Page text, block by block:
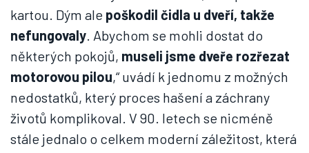
„Určitě se nejednalo o špatnou architekturu a
nedostatečné lpění na bezpečnosti.Obojí bylo
poplatné době, ve které hotel vznikal.“ Na
druhou stranu, právě díky požáru, který oficiálně
vznikl od chladničky, na které se vyskytovaly
časopisy a nejrůznější textilie, které přispěly k